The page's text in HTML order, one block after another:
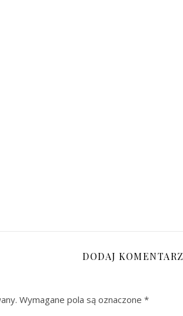
DODAJ KOMENTARZ
Wymagane pola są oznaczone *